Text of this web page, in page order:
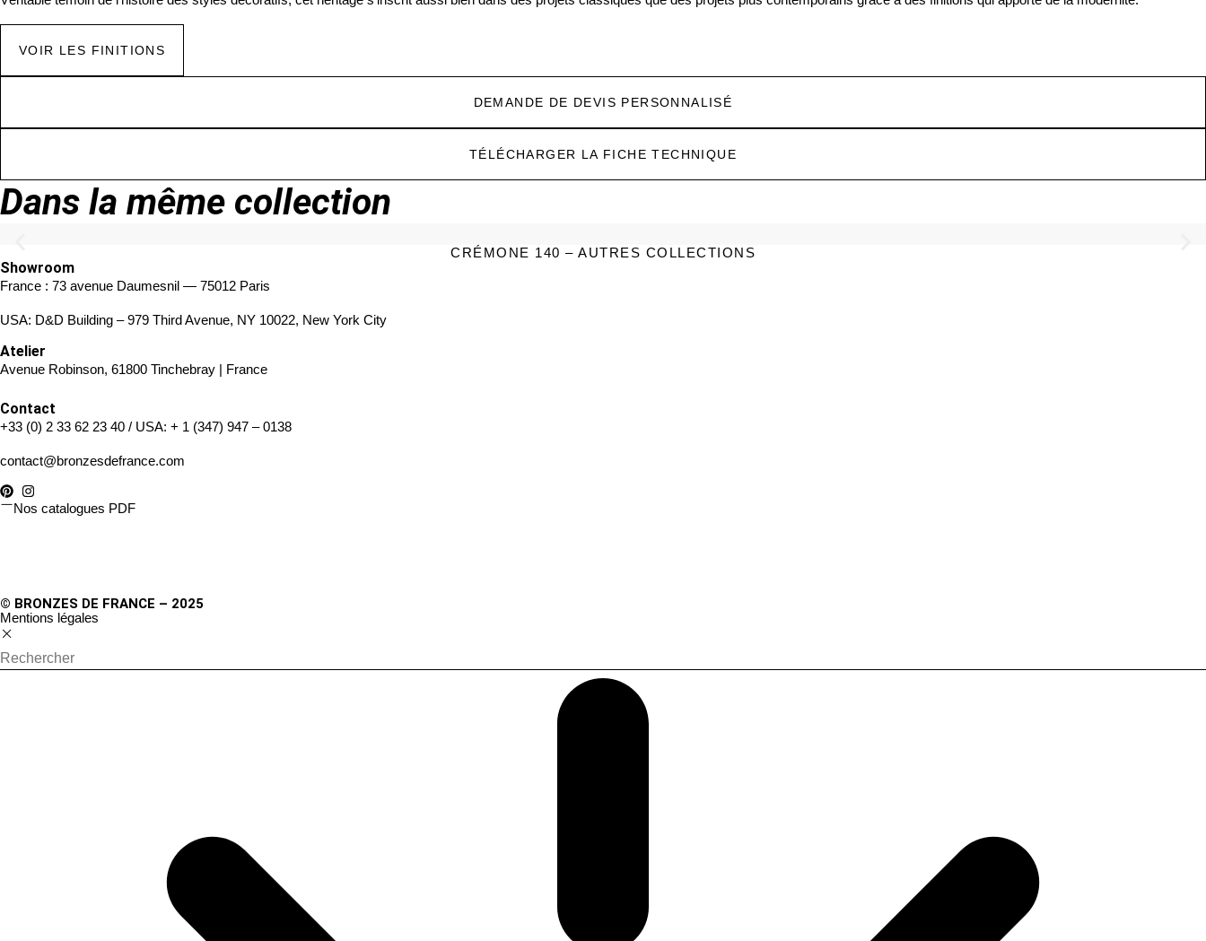
VOIR LES FINITIONS
DEMANDE DE DEVIS PERSONNALISÉ
TÉLÉCHARGER LA FICHE TECHNIQUE
Dans la même collection
CRÉMONE 140 – AUTRES COLLECTIONS
Showroom
France : 73 avenue Daumesnil — 75012 Paris
USA: D&D Building – 979 Third Avenue, NY 10022, New York City
Atelier
Avenue Robinson, 61800 Tinchebray | France
Contact
+33 (0) 2 33 62 23 40 / USA: + 1 (347) 947 – 0138
contact@bronzesdefrance.com
Nos catalogues PDF
© BRONZES DE FRANCE – 2025
Mentions légales